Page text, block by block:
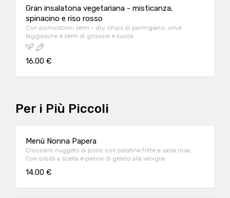
Gran insalatona vegetariana - misticanza,
spinacino e riso rosso
Con pomodorini semi - dry, chips di parmigiano, olive
taggiasche e semi di girasole e zucca
16.00 €
Per i Più Piccoli
Menù Nonna Papera
Croccanti nuggets di pollo con patatine fritte e salsa rosa.
Con bibita a scelta e pallina di gelato alla vaniglia
14.00 €